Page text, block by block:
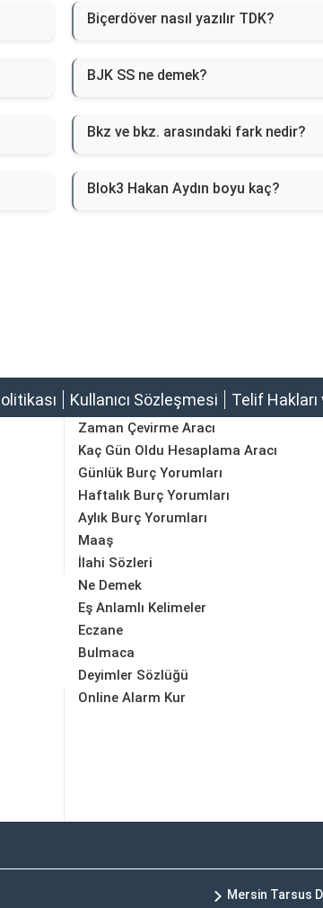
Biçerdöver nasıl yazılır TDK?
BJK SS ne demek?
Bkz ve bkz. arasındaki fark nedir?
Blok3 Hakan Aydın boyu kaç?
Kullanıcı Sözleşmesi Telif Hakları
Zaman Çevirme Aracı
Kaç Gün Oldu Hesaplama Aracı
Günlük Burç Yorumları
Haftalık Burç Yorumları
Aylık Burç Yorumları
Maaş
İlahi Sözleri
Ne Demek
Eş Anlamlı Kelimeler
Eczane
Bulmaca
Deyimler Sözlüğü
Online Alarm Kur
Mersin Tarsus